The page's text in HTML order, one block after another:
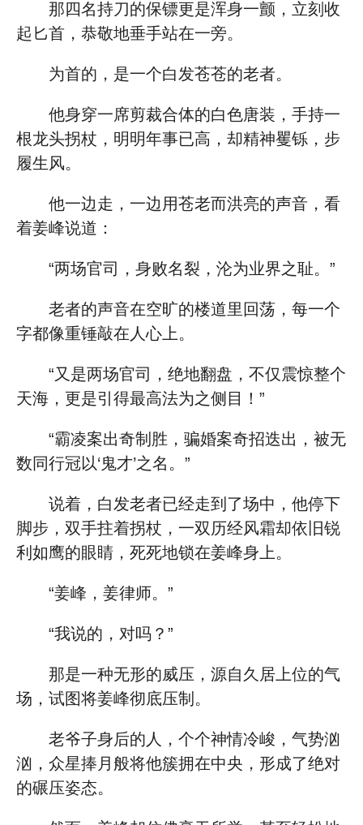
那四名持刀的保镖更是浑身一颤，立刻收
起匕首，恭敬地垂手站在一旁。
为首的，是一个白发苍苍的老者。
他身穿一席剪裁合体的白色唐装，手持一
根龙头拐杖，明明年事已高，却精神矍铄，步
履生风。
他一边走，一边用苍老而洪亮的声音，看
着姜峰说道：
“两场官司，身败名裂，沦为业界之耻。”
老者的声音在空旷的楼道里回荡，每一个
字都像重锤敲在人心上。
“又是两场官司，绝地翻盘，不仅震惊整个
天海，更是引得最高法为之侧目！”
“霸凌案出奇制胜，骗婚案奇招迭出，被无
数同行冠以‘鬼才’之名。”
说着，白发老者已经走到了场中，他停下
脚步，双手拄着拐杖，一双历经风霜却依旧锐
利如鹰的眼睛，死死地锁在姜峰身上。
“姜峰，姜律师。”
“我说的，对吗？”
那是一种无形的威压，源自久居上位的气
场，试图将姜峰彻底压制。
老爷子身后的人，个个神情冷峻，气势汹
汹，众星捧月般将他簇拥在中央，形成了绝对
的碾压姿态。